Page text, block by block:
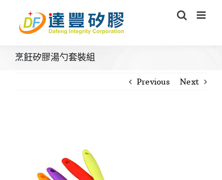
content
烹飪矽膠湯勺套裝組
Previous Next